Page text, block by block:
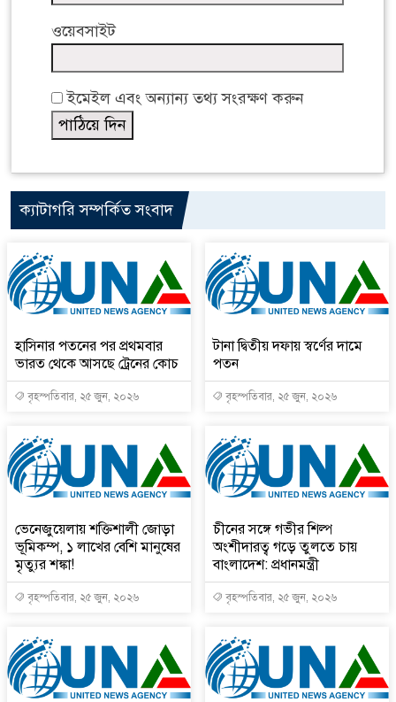
ওয়েবসাইট
ইমেইল এবং অন্যান্য তথ্য সংরক্ষণ করুন
ক্যাটাগরি সম্পর্কিত সংবাদ
হাসিনার পতনের পর প্রথমবার
ভারত থেকে আসছে ট্রেনের কোচ
বৃহস্পতিবার, ২৫ জুন, ২০২৬
টানা দ্বিতীয় দফায় স্বর্ণের দামে
পতন
বৃহস্পতিবার, ২৫ জুন, ২০২৬
ভেনেজুয়েলায় শক্তিশালী জোড়া
ভূমিকম্প, ১ লাখের বেশি মানুষের
মৃত্যুর শঙ্কা!
বৃহস্পতিবার, ২৫ জুন, ২০২৬
চীনের সঙ্গে গভীর শিল্প
অংশীদারত্ব গড়ে তুলতে চায়
বাংলাদেশ: প্রধানমন্ত্রী
বৃহস্পতিবার, ২৫ জুন, ২০২৬